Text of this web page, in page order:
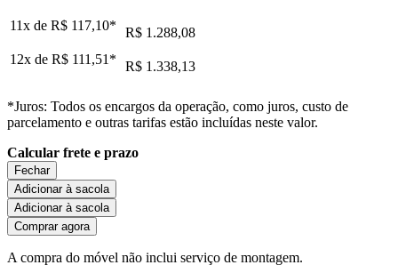
11x de R$ 117,10*
R$ 1.288,08
12x de R$ 111,51 * R$ 1.338,13
*Juros: Todos os encargos da operação, como juros, custo de
parcelamento e outras tarifas estão incluídas neste valor.
Calcular frete e prazo
Fechar
Adicionar à sacola
Adicionar à sacola
Comprar agora
A compra do móvel não inclui serviço de montagem.